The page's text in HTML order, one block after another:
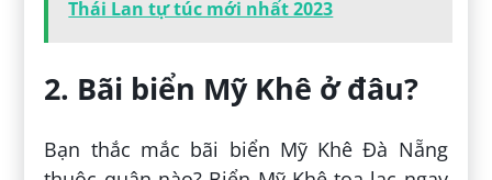
Thái Lan tự túc mới nhất 2023
2. Bãi biển Mỹ Khê ở đâu?
Bạn thắc mắc bãi biển Mỹ Khê Đà Nẵng